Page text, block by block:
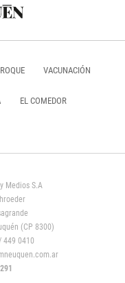
VACUNACIÓN
EL COMEDOR
Medios S.A
(CP 8300)
449 0410